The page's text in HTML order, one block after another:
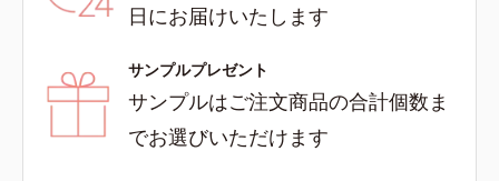
日にお届けいたします
サンプルプレゼント
サンプルはご注文商品の合計個数ま
でお選びいただけます